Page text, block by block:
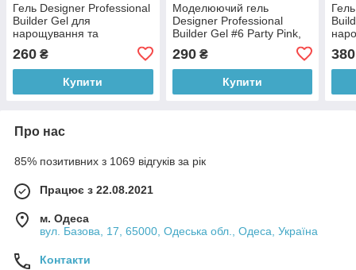
Гель Designer Professional
Builder Gel для
нарощування та
зміцнення нігтів R10 Pink
Topaz, 30 мл
260 ₴
Купити
Моделюючий гель
Designer Professional
Builder Gel #6 Party Pink,
290₴
Купити
380
Про нас
85% позитивних з 1069 відгуків за рік
Працює з 22.08.2021
м. Одеса
вул. Базова, 17, 65000, Одеська обл., Одеса, Україна
Контакти